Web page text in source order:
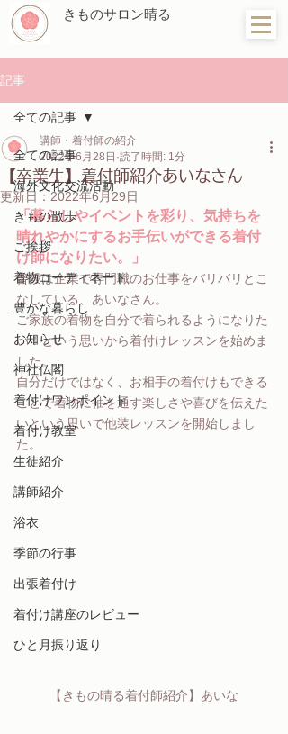
きものサロン晴る
記事
全ての記事
海外文化交流活動
きもの散歩
ご挨拶
着物コーディネート
豊かな暮らし
お知らせ
神社仏閣
着付けワンポイント
着付け教室
生徒紹介
講師紹介
浴衣
季節の行事
出張着付け
着付け講座のレビュー
ひと月振り返り
全ての記事
【卒業生】着付師紹介あいなさん
講師・着付師の紹介
2022年6月28日 読了時間: 1分
更新日：2022年6月29日
「暮らしやイベントを彩り、気持ちを
晴れやかにするお手伝いができる着付
け師になりたい。」
普段は企業で専門職のお仕事をバリバリとこ
なしている、あいなさん。
ご家族の着物を自分で着られるようになりた
い！という思いから着付けレッスンを始めま
した。
自分だけではなく、お相手の着付けもできる
ことで着物に袖を通す楽しさや喜びを伝えた
いという思いで他装レッスンを開始しまし
た。
【きもの晴る着付師紹介】あいな